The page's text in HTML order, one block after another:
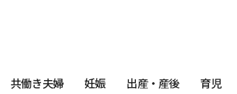
共働き夫婦 妊娠 出産・産後 育児